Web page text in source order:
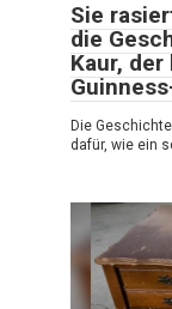
Sie
die
Kaur,
Die
dafür, wie ein